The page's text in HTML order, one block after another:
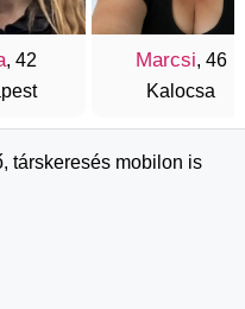
, 42
Marcsi, 46
Kalocsa
társkeresés mobilon is